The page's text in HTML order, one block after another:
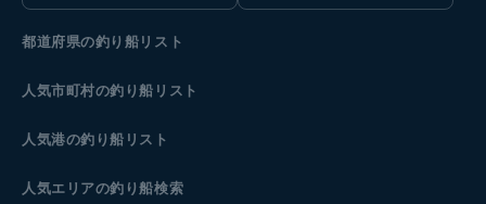
都道府県の釣り船リスト
人気市町村の釣り船リスト
人気港の釣り船リスト
人気エリアの釣り船検索